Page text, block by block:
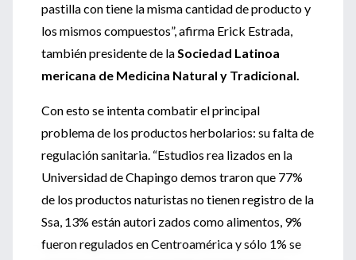
pastilla con tiene la misma cantidad de producto y
los mismos compuestos”, afirma Erick Estrada,
también presidente de laSociedad Latinoa
mericana de Medicina Natural y Tradicional.
Con esto se intenta combatir el principal
problema de los productos herbolarios: su falta de
regulación sanitaria. “Estudios rea lizados en la
Universidad de Chapingo demos traron que 77%
de los productos naturistas no tienen registro de la
Ssa, 13% están autori zados como alimentos, 9%
fueron regulados en Centroamérica y sólo 1% se